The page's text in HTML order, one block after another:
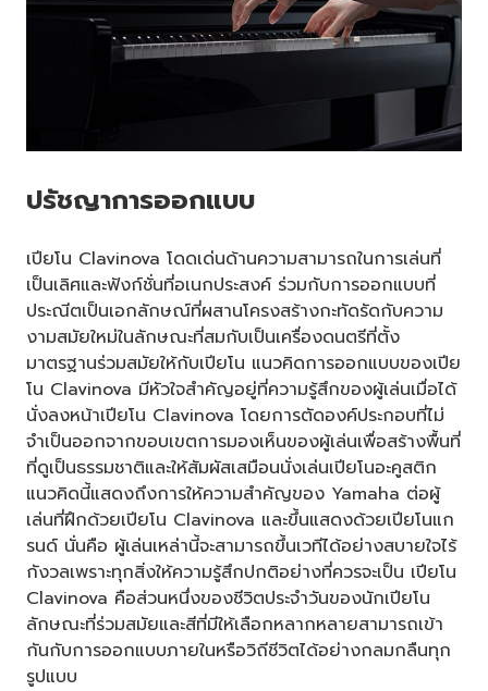
ปรัชญาการออกแบบ
เปียโน Clavinova โดดเด่นด้านความสามารถในการเล่นที่
เป็นเลิศและฟังก์ชั่นที่อเนกประสงค์ ร่วมกับการออกแบบที่
ประณีตเป็นเอกลักษณ์ที่ผสานโครงสร้างกะทัดรัดกับความ
งามสมัยใหม่ในลักษณะที่สมกับเป็นเครื่องดนตรีที่ตั้ง
มาตรฐานร่วมสมัยให้กับเปียโน แนวคิดการออกแบบของเปีย
โน Clavinova มีหัวใจสำคัญอยู่ที่ความรู้สึกของผู้เล่นเมื่อได้
นั่งลงหน้าเปียโน Clavinova โดยการตัดองค์ประกอบที่ไม่
จำเป็นออกจากขอบเขตการมองเห็นของผู้เล่นเพื่อสร้างพื้นที่
ที่ดูเป็นธรรมชาติและให้สัมผัสเสมือนนั่งเล่นเปียโนอะคูสติก
แนวคิดนี้แสดงถึงการให้ความสำคัญของ Yamaha ต่อผู้
เล่นที่ฝึกด้วยเปียโน Clavinova และขึ้นแสดงด้วยเปียโนแก
รนด์ นั่นคือ ผู้เล่นเหล่านี้จะสามารถขึ้นเวทีได้อย่างสบายใจไร้
กังวลเพราะทุกสิ่งให้ความรู้สึกปกติอย่างที่ควรจะเป็น เปียโน
Clavinova คือส่วนหนึ่งของชีวิตประจำวันของนักเปียโน
ลักษณะที่ร่วมสมัยและสีที่มีให้เลือกหลากหลายสามารถเข้า
กันกับการออกแบบภายในหรือวิถีชีวิตได้อย่างกลมกลืนทุก
รูปแบบ